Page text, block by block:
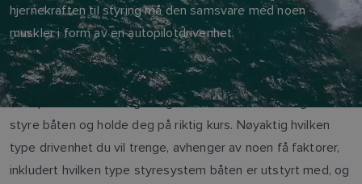
hjernekraften til styring må den samsvare med noen
muskler i form av en autopilotdrivenhet.
Autopilotdrivenheten gir deg den muskelen du trenger for å
styre båten og holde deg på riktig kurs. Nøyaktig hvilken
type drivenhet du vil trenge, avhenger av noen få faktorer,
inkludert hvilken type styresystem båten er utstyrt med, og